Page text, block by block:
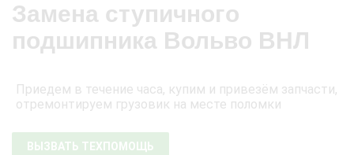
Замена ступичного
подшипника Вольво ВНЛ
Приедем в течение часа, купим и привезём запчасти,
отремонтируем грузовик на месте поломки
ВЫЗВАТЬ ТЕХПОМОЩЬ